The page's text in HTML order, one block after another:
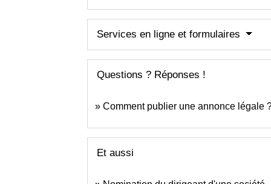
Services en ligne et formulaires
Questions ? Réponses !
Comment publier une annonce légale
Et aussi